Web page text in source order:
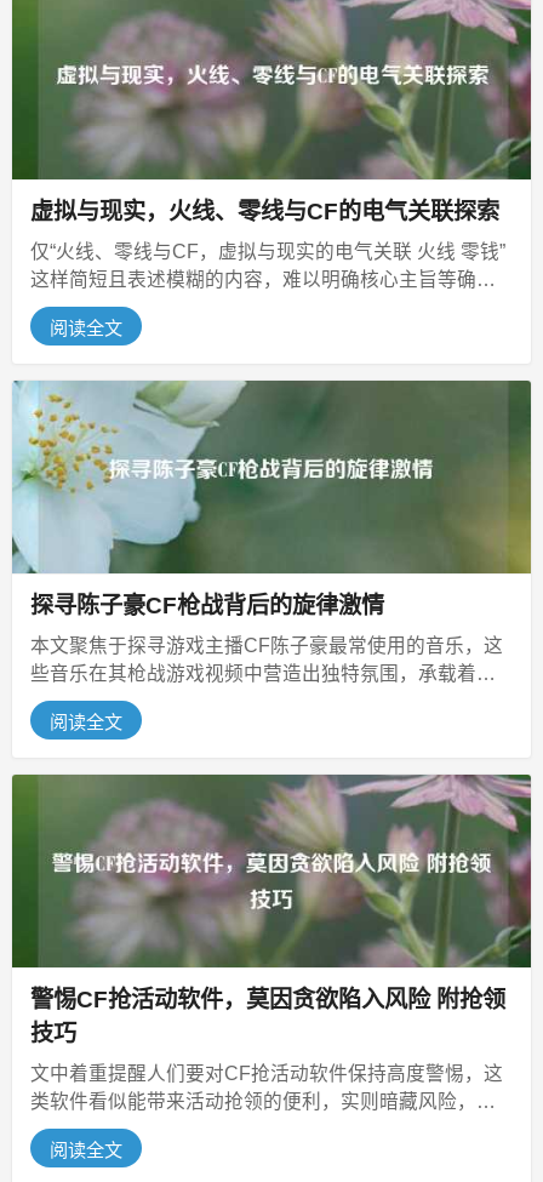
虚拟与现实，火线、零线与CF的电气关联探索
仅“火线、零线与CF，虚拟与现实的电气关联 火线 零钱”
这样简短且表述模糊的内容，难以明确核心主旨等确切
信息，若猜测是围绕火线、...
阅读全文
探寻陈子豪CF枪战背后的旋律激情
本文聚焦于探寻游戏主播CF陈子豪最常使用的音乐，这
些音乐在其枪战游戏视频中营造出独特氛围，承载着枪
战激情，通过对其视频等内容的研...
阅读全文
警惕CF抢活动软件，莫因贪欲陷入风险 附抢领
技巧
文中着重提醒人们要对CF抢活动软件保持高度警惕，这
类软件看似能带来活动抢领的便利，实则暗藏风险，因
贪欲而使用此类软件，可能会导致...
阅读全文